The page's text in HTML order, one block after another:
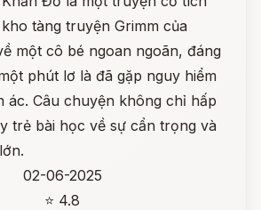
tàng truyện Grimm của
một cô bé ngoan ngoãn, đáng
phút lơ là đã gặp nguy hiểm
ác. Câu chuyện không chỉ hấp
trẻ bài học về sự cẩn trọng và
02-06-2025
⭐ 4.8